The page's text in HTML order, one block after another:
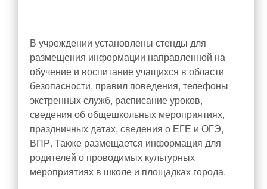
В учреждении установлены стенды для
размещения информации направленной на
обучение и воспитание учащихся в области
безопасности, правил поведения, телефоны
экстренных служб, расписание уроков,
сведения об общешкольных мероприятиях,
праздничных датах, сведения о ЕГЕ и ОГЭ,
ВПР. Также размещается информация для
родителей о проводимых культурных
мероприятиях в школе и площадках города.